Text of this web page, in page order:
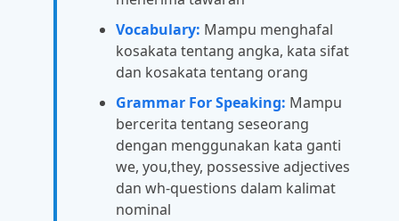
Vocabulary: Mampu menghafal
kosakata tentang angka, kata sifat
dan kosakata tentang orang
Grammar For Speaking: Mampu
bercerita tentang seseorang
dengan menggunakan kata ganti
we, you,they, possessive adjectives
dan wh-questions dalam kalimat
nominal